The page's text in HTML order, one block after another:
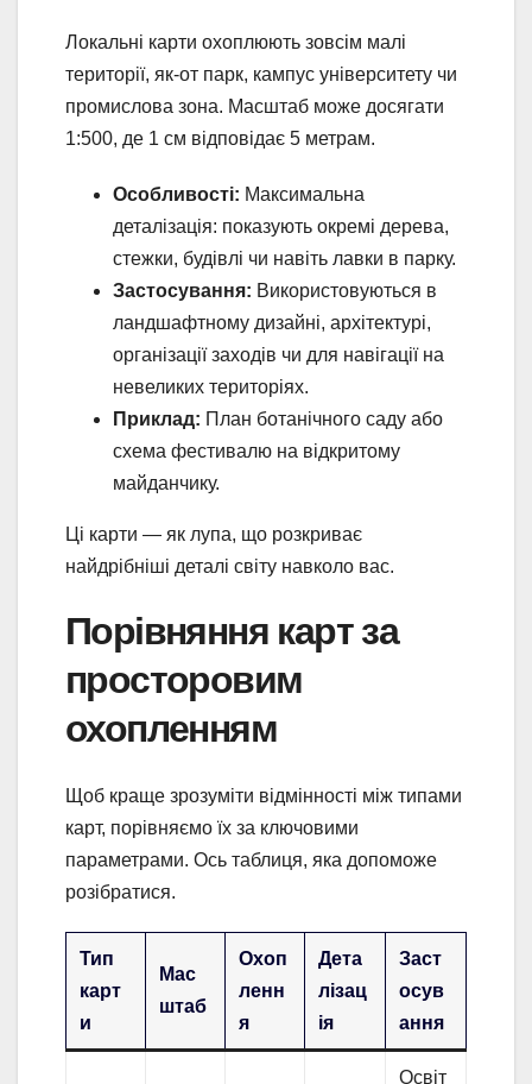
Локальні карти охоплюють зовсім малі
території, як-от парк, кампус університету чи
промислова зона. Масштаб може досягати
1:500, де 1 см відповідає 5 метрам.
Особливості: Максимальна
деталізація: показують окремі дерева,
стежки, будівлі чи навіть лавки в парку.
Застосування: Використовуються в
ландшафтному дизайні, архітектурі,
організації заходів чи для навігації на
невеликих територіях.
Приклад: План ботанічного саду або
схема фестивалю на відкритому
майданчику.
Ці карти — як лупа, що розкриває
найдрібніші деталі світу навколо вас.
Порівняння карт за
просторовим
охопленням
Щоб краще зрозуміти відмінності між типами
карт, порівняємо їх за ключовими
параметрами. Ось таблиця, яка допоможе
розібратися.
Тип
карт
и
Мас
штаб
Охоп
ленн
я
Дета
лізац
ія
Заст
осув
ання
Освіт